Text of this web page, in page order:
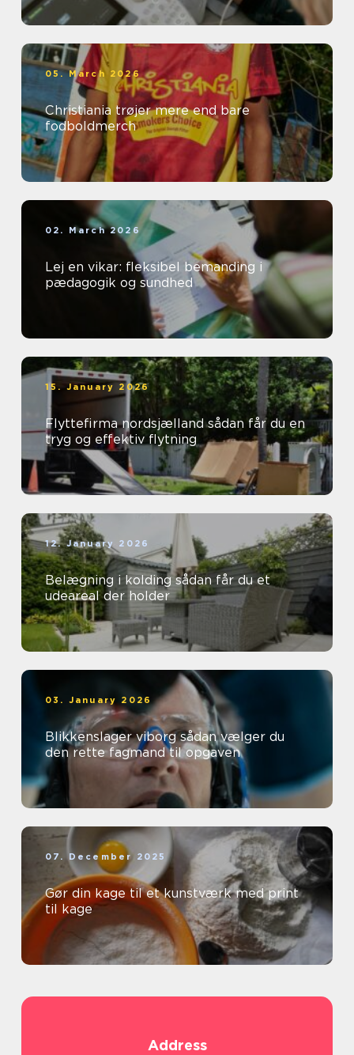
05. March 2026
Christiania trøjer mere end bare
fodboldmerch
02. March 2026
Lej en vikar: fleksibel bemanding i
pædagogik og sundhed
15. January 2026
Flyttefirma nordsjælland sådan får du en
tryg og effektiv flytning
12. January 2026
Belægning i kolding sådan får du et
udeareal der holder
03. January 2026
Blikkenslager viborg sådan vælger du
den rette fagmand til opgaven
07. December 2025
Gør din kage til et kunstværk med print
til kage
Address